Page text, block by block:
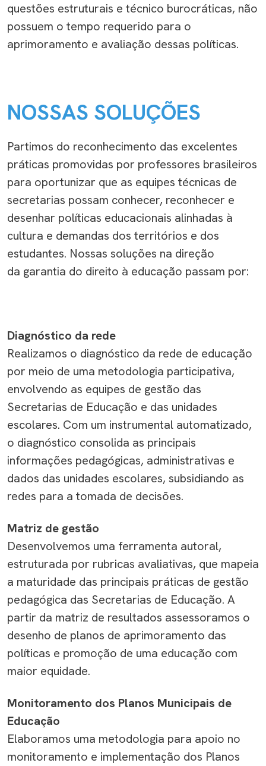
questões estruturais e técnico burocráticas, não
possuem o tempo requerido para o
aprimoramento e avaliação dessas políticas.
NOSSAS SOLUÇÕES
Partimos do reconhecimento das excelentes
práticas promovidas por professores brasileiros
para oportunizar que as equipes técnicas de
secretarias possam conhecer, reconhecer e
desenhar políticas educacionais alinhadas à
cultura e demandas dos territórios e dos
estudantes. Nossas soluções na direção
da garantia do direito à educação passam por:
Diagnóstico da rede
Realizamos o diagnóstico da rede de educação
por meio de uma metodologia participativa,
envolvendo as equipes de gestão das
Secretarias de Educação e das unidades
escolares. Com um instrumental automatizado,
o diagnóstico consolida as principais
informações pedagógicas, administrativas e
dados das unidades escolares, subsidiando as
redes para a tomada de decisões.
Matriz de gestão
Desenvolvemos uma ferramenta autoral,
estruturada por rubricas avaliativas, que mapeia
a maturidade das principais práticas de gestão
pedagógica das Secretarias de Educação. A
partir da matriz de resultados assessoramos o
desenho de planos de aprimoramento das
políticas e promoção de uma educação com
maior equidade.
Monitoramento dos Planos Municipais de
Educação
Elaboramos uma metodologia para apoio no
monitoramento e implementação dos Planos